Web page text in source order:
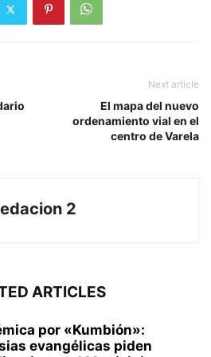
Next article
El mapa del nuevo
ordenamiento vial en el
centro de Varela
2
ARTICLES
por «Kumbión»:
evangélicas piden